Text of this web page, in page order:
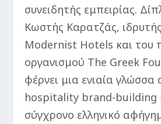
συνειδητής εμπειρίας.
Κωστής Καρατζάς,
Modernist Hotels και του
οργανισμού The Greek
φέρνει μια ενιαία
hospitality brand-building
σύγχρονο ελληνικό